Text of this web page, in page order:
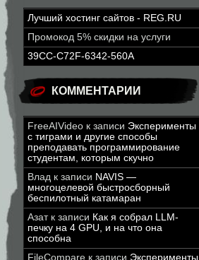
Лучший хостинг сайтов - REG.RU
Промокод 5% скидки на услуги
39CC-C72F-6342-560A
КОММЕНТАРИИ
FreeAIVideo к записи Эксперименты
с тиграми и другие способы
преподавать программирование
студентам, которым скучно
Влад к записи NAVIS —
многоцелевой быстросборный
беспилотный катамаран
Азатк записи Как я собрал LLM-
печку на 4 GPU, и на что она
способна
FileCompare к записи Эксперименты